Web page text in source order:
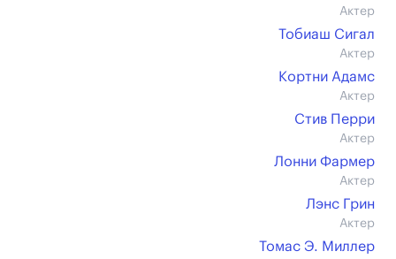
Актер
Тобиаш Сигал
Актер
Кортни Адамс
Актер
Стив Перри
Актер
Лонни Фармер
Актер
Лэнс Грин
Актер
Томас Э. Миллер